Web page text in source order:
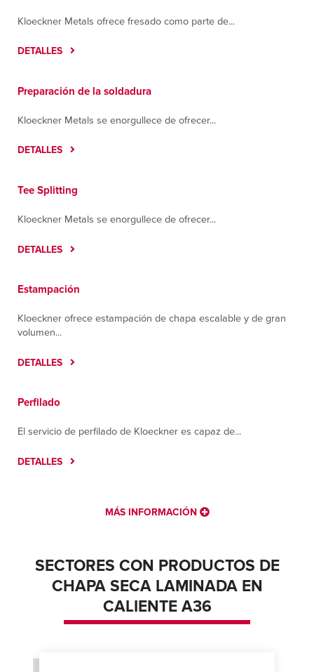
Kloeckner Metals ofrece fresado como parte de...
DETALLES
Preparación de la soldadura
Kloeckner Metals se enorgullece de ofrecer...
DETALLES
Tee Splitting
Kloeckner Metals se enorgullece de ofrecer...
DETALLES
Estampación
Kloeckner ofrece estampación de chapa escalable y de gran
volumen...
DETALLES
Perfilado
El servicio de perfilado de Kloeckner es capaz de...
DETALLES
MÁS INFORMACIÓN
SECTORES CON PRODUCTOS DE
CHAPA SECA LAMINADA EN
CALIENTE A36